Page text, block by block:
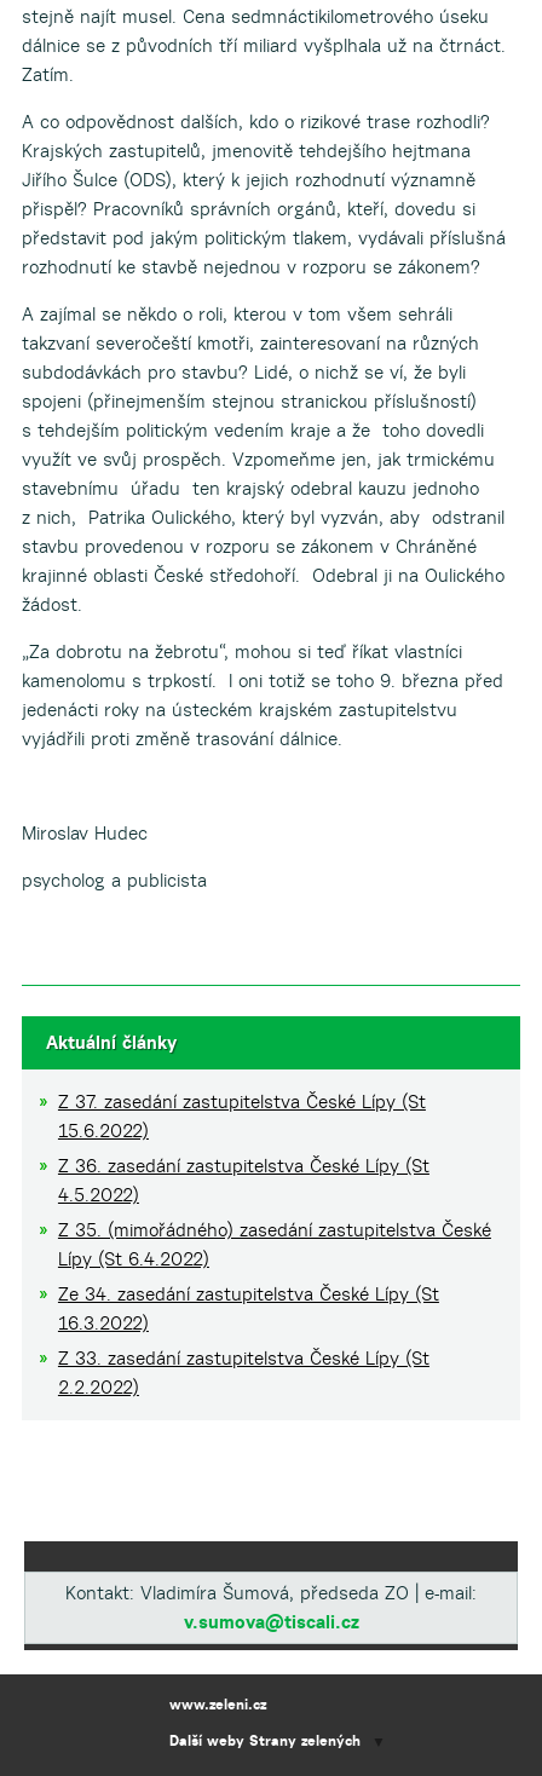
stejně najít musel. Cena sedmnáctikilometrového úseku
dálnice se z původních tří miliard vyšplhala už na čtrnáct.
Zatím.
A co odpovědnost dalších, kdo o rizikové trase rozhodli?
Krajských zastupitelů, jmenovitě tehdejšího hejtmana
Jiřího Šulce (ODS), který k jejich rozhodnutí významně
přispěl? Pracovníků správních orgánů, kteří, dovedu si
představit pod jakým politickým tlakem, vydávali příslušná
rozhodnutí ke stavbě nejednou v rozporu se zákonem?
A zajímal se někdo o roli, kterou v tom všem sehráli
takzvaní severočeští kmotři, zainteresovaní na různých
subdodávkách pro stavbu? Lidé, o nichž se ví, že byli
spojeni (přinejmenším stejnou stranickou příslušností)
s tehdejším politickým vedením kraje a že toho dovedli
využít ve svůj prospěch. Vzpomeňme jen, jak trmickému
stavebnímu úřadu ten krajský odebral kauzu jednoho
z nich, Patrika Oulického, který byl vyzván, aby odstranil
stavbu provedenou v rozporu se zákonem v Chráněné
krajinné oblasti České středohoří. Odebral ji na Oulického
žádost.
„Za dobrotu na žebrotu“, mohou si teď říkat vlastníci
kamenolomu s trpkostí. I oni totiž se toho 9. března před
jedenácti roky na ústeckém krajském zastupitelstvu
vyjádřili proti změně trasování dálnice.
Miroslav Hudec
psycholog a publicista
Aktuální články
Z 37. zasedání zastupitelstva České Lípy (St
15.6.2022)
Z 36. zasedání zastupitelstva České Lípy (St
4.5.2022)
Z 35. (mimořádného) zasedání zastupitelstva České
Lípy (St 6.4.2022)
Ze 34. zasedání zastupitelstva České Lípy (St
16.3.2022)
Z 33. zasedání zastupitelstva České Lípy (St
2.2.2022)
Kontakt: Vladimíra Šumová, předseda ZO | e-mail:
v.sumova@tiscali.cz
www.zeleni.cz
Další weby Strany zelených
▼